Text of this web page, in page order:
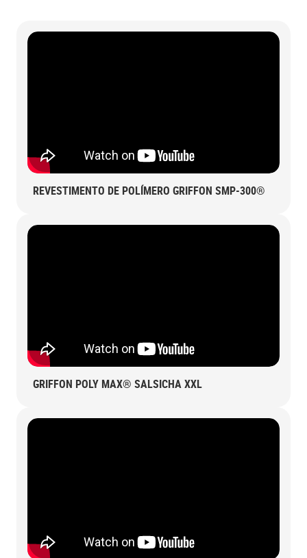
REVESTIMENTO DE POLÍMERO GRIFFON SMP-300®
GRIFFON POLY MAX® SALSICHA XXL